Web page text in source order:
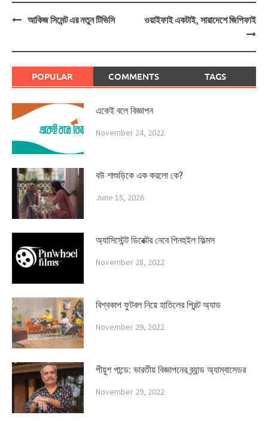
Postআকিজ সিমেন্ট এর নতুন টিভিসি ওয়াইফাই একটাই, সারাদেশে জিপিফাই
POPULAR COMMENTS TAGS
একেই বলে বিজ্ঞাপন
November 24, 2022
বউ শাশুড়িকে এক করলো কে?
June 15, 2026
অ্যাসিস্টেন্ট ডিরেক্টর নেবে পিনহুইল ফিল্মস
November 28, 2022
বিশ্বকাপ ফুটবল নিয়ে হাতিলের প্রিন্ট অ্যাড
November 29, 2022
পীয়ুশ পান্ডে: ভারতীয় বিজ্ঞাপনের ব্র্যান্ড অ্যাম্বাসেডর
November 29, 2022